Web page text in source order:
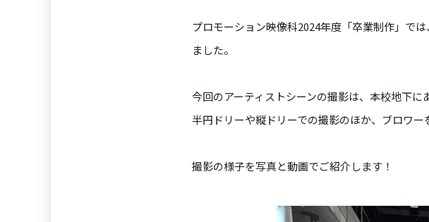
プロモーション映像科2024年度「卒業制作」で
ました。
今回のアーティストシーンの撮影は、本校地下に
半円ドリーや縦ドリーでの撮影のほか、ブロワー
撮影の様子を写真と動画でご紹介します！